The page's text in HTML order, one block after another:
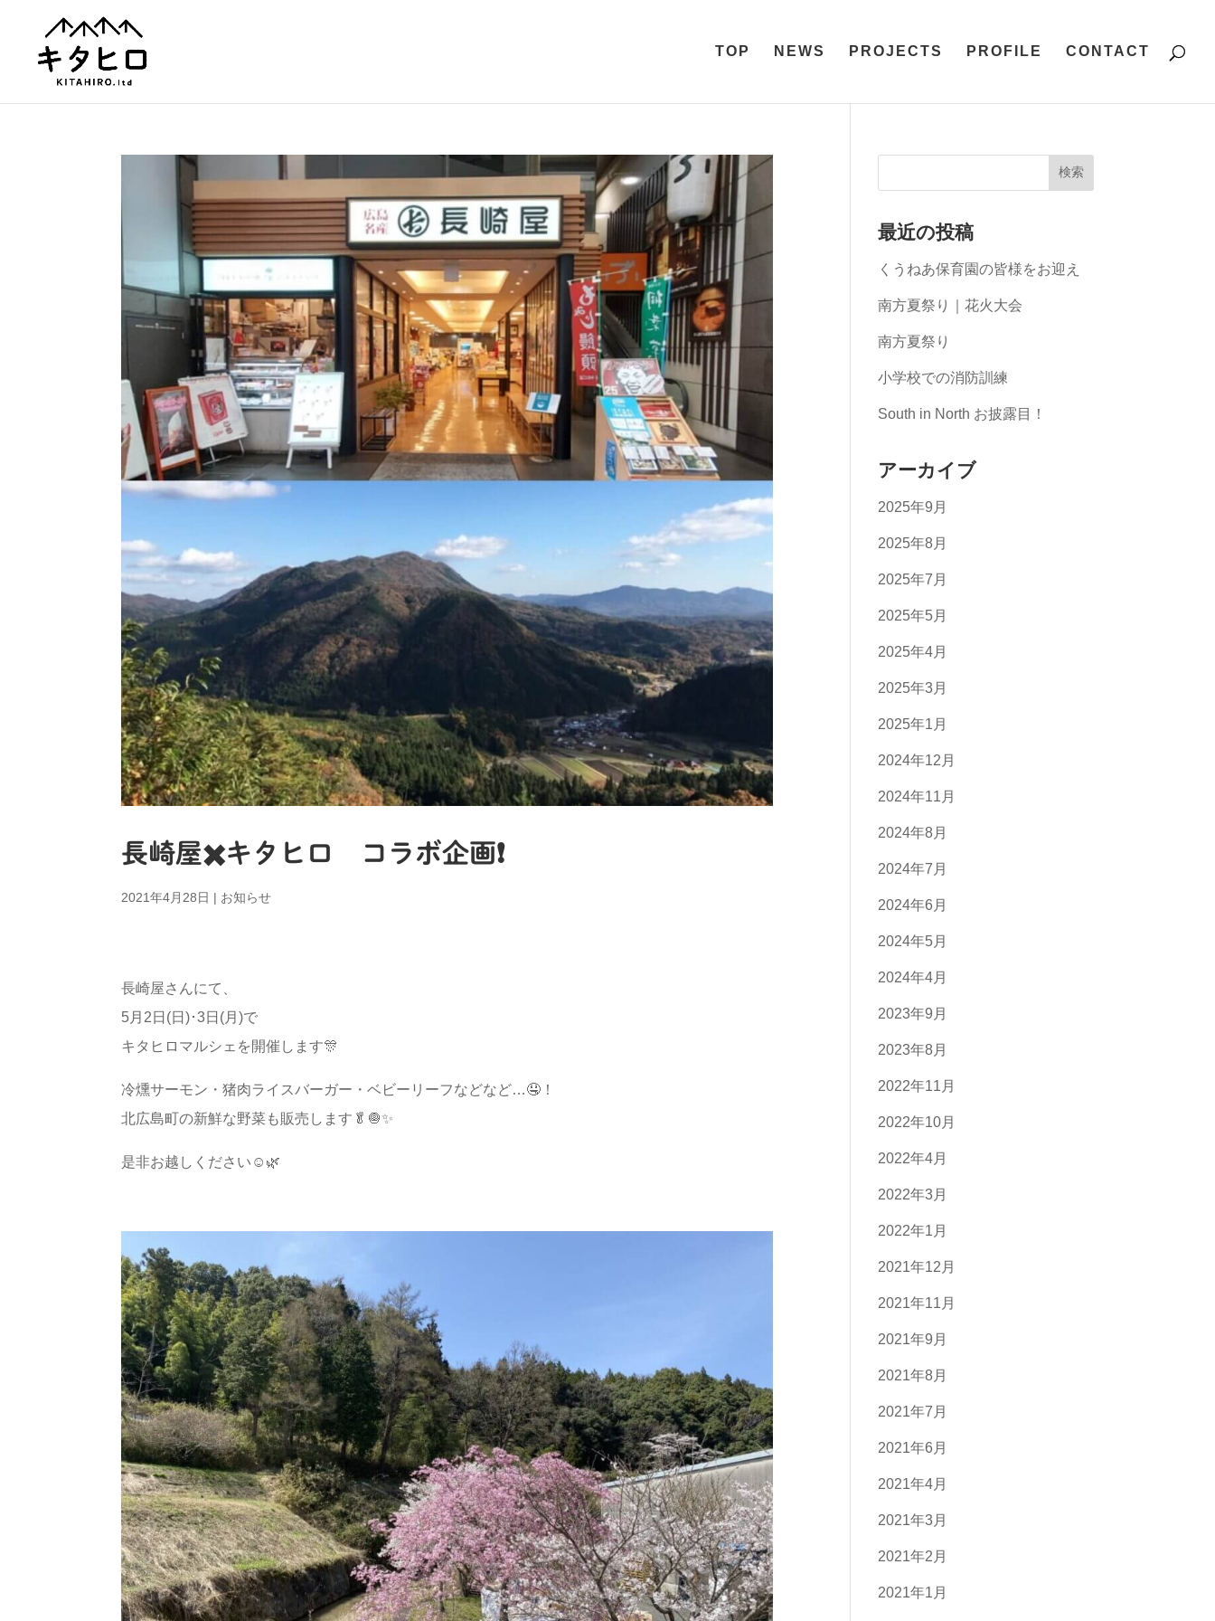
TOP NEWS PROJECTS PROFILE CONTACT
長崎屋✖️キタヒロ コラボ企画❗️
2021年4月28日 | お知らせ
長崎屋さんにて、
5月2日(日)･3日(月)で
キタヒロマルシェを開催します🎊
冷燻サーモン・猪肉ライスバーガー・ベビーリーフなどなど…🤤！
北広島町の新鮮な野菜も販売します🥬🧅✨
是非お越しください☺️🌿
最近の投稿
くうねあ保育園の皆様をお迎え
南方夏祭り｜花火大会
南方夏祭り
小学校での消防訓練
South in North お披露目！
アーカイブ
2025年9月
2025年8月
2025年7月
2025年5月
2025年4月
2025年3月
2025年1月
2024年12月
2024年11月
2024年8月
2024年7月
2024年6月
2024年5月
2024年4月
2023年9月
2023年8月
2022年11月
2022年10月
2022年4月
2022年3月
2022年1月
2021年12月
2021年11月
2021年9月
2021年8月
2021年7月
2021年6月
2021年4月
2021年3月
2021年2月
2021年1月